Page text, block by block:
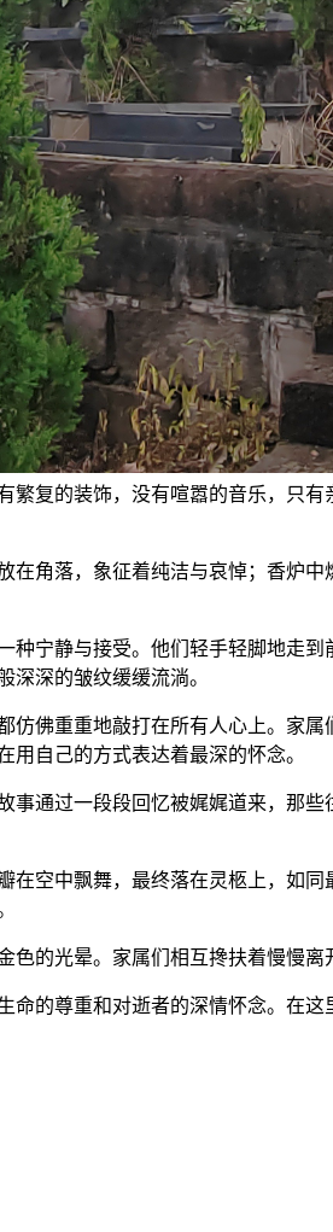
复的装饰，没有喧嚣的音乐，只
角落，象征着纯洁与哀悼；香炉
宁静与接受。他们轻手轻脚地走
深深的皱纹缓缓流淌。
佛重重地敲打在所有人心上。家
自己的方式表达着最深的怀念。
通过一段段回忆被娓娓道来，那
空中飘舞，最终落在灵柩上，如
的光晕。家属们相互搀扶着慢慢
的尊重和对逝者的深情怀念。在